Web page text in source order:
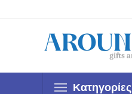
Κατηγορίες